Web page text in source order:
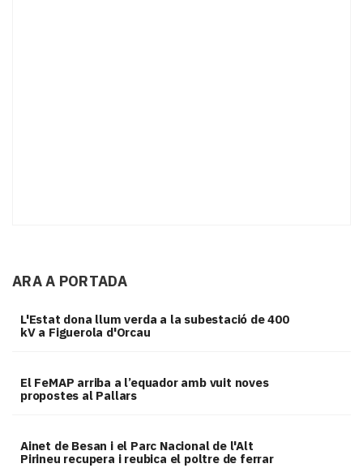
ARA A PORTADA
L'Estat dona llum verda a la subestació de 400
kV a Figuerola d'Orcau
El FeMAP arriba a l’equador amb vuit noves
propostes al Pallars
Ainet de Besan i el Parc Nacional de l'Alt
Pirineu recupera i reubica el poltre de ferrar